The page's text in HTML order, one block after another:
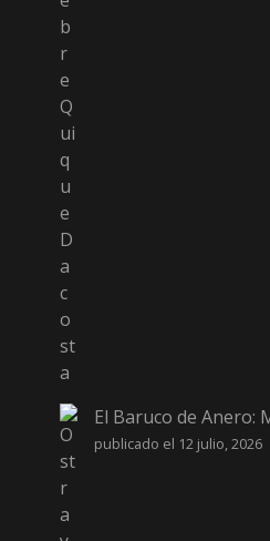
El Baruco de Anero:
publicado el 12 julio, 2026